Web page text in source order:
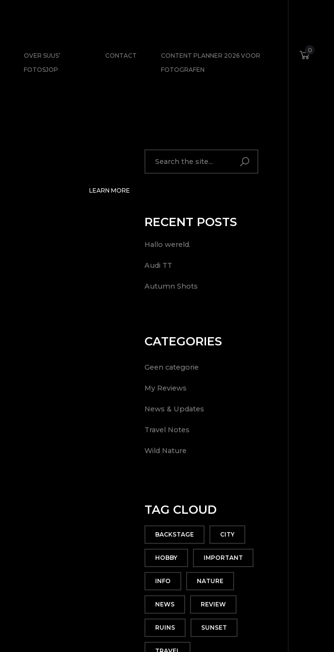
OVER SUUS’
FOTOSJOP
CONTACT
CONTENT PLANNER 2026 VOOR
FOTOGRAFEN
0
LEARN MORE
RECENT POSTS
Hallo wereld.
Audi TT
Autumn Shots
CATEGORIES
Geen categorie
My Reviews
News & Updates
Travel Notes
Wild Nature
TAG CLOUD
BACKSTAGE CITY
HOBBY IMPORTANT
INFO NATURE
NEWS REVIEW
RUINS SUNSET